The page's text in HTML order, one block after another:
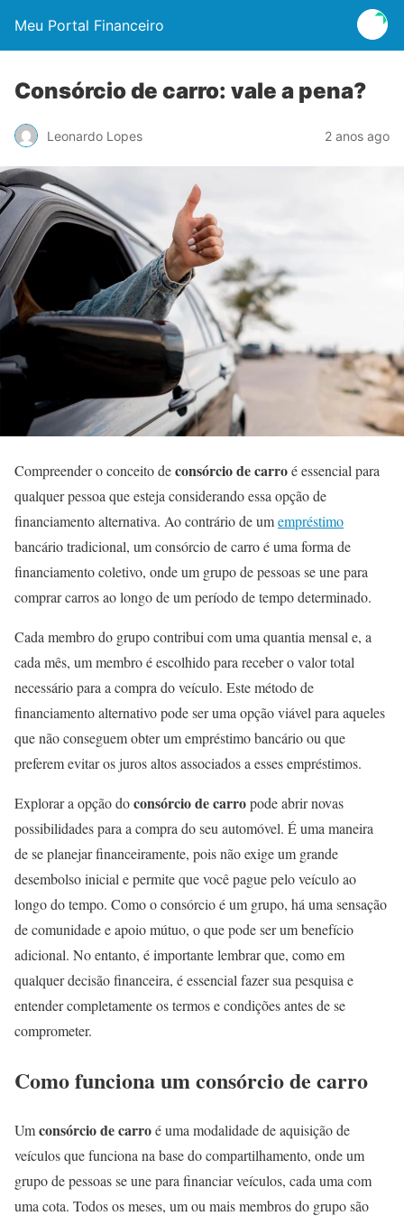
Meu Portal Financeiro
Consórcio de carro: vale a pena?
Leonardo Lopes 2 anos ago
Compreender o conceito deconsórcio de carroé essencial para
qualquer pessoa que esteja considerando essa opção de
financiamento alternativa. Ao contrário de umempréstimo
bancário tradicional, um consórcio de carro é uma forma de
financiamento coletivo, onde um grupo de pessoas se une para
comprar carros ao longo de um período de tempo determinado.
Cada membro do grupo contribui com uma quantia mensal e, a
cada mês, um membro é escolhido para receber o valor total
necessário para a compra do veículo. Este método de
financiamento alternativo pode ser uma opção viável para aqueles
que não conseguem obter um empréstimo bancário ou que
preferem evitar os juros altos associados a esses empréstimos.
Explorar a opção doconsórcio de carropode abrir novas
possibilidades para a compra do seu automóvel. É uma maneira
de se planejar financeiramente, pois não exige um grande
desembolso inicial e permite que você pague pelo veículo ao
longo do tempo. Como o consórcio é um grupo, há uma sensação
de comunidade e apoio mútuo, o que pode ser um benefício
adicional. No entanto, é importante lembrar que, como em
qualquer decisão financeira, é essencial fazer sua pesquisa e
entender completamente os termos e condições antes de se
comprometer.
Como funciona um consórcio de carro
Umconsórcio de carroé uma modalidade de aquisição de
veículos que funciona na base do compartilhamento, onde um
grupo de pessoas se une para financiar veículos, cada uma com
uma cota. Todos os meses, um ou mais membros do grupo são